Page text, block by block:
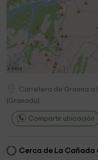
Carretera de Graena a
(Granada)
Compartir ubicación
Cerca de La